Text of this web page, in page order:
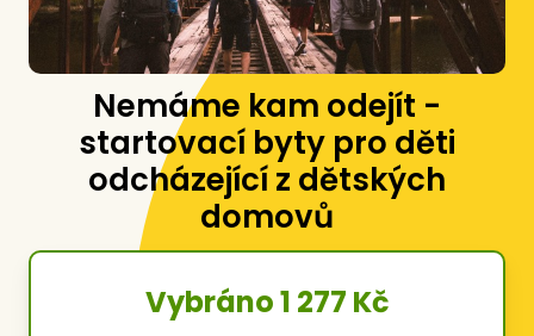
Nemáme kam odejít -
startovací byty pro děti
odcházející z dětských
domovů
Vybráno 1 277 Kč